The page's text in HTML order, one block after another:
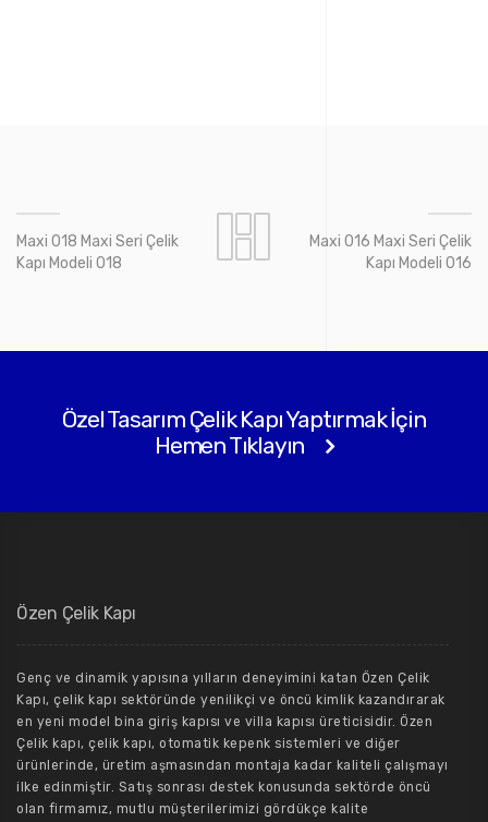
Maxi 018 Maxi Seri Çelik
Kapı Modeli 018
Maxi 016 Maxi Seri Çelik
Kapı Modeli 016
Özel Tasarım Çelik Kapı Yaptırmak İçin
Hemen Tıklayın
Özen Çelik Kapı
Genç ve dinamik yapısına yılların deneyimini katan Özen Çelik
Kapı, çelik kapı sektöründe yenilikçi ve öncü kimlik kazandırarak
en yeni model bina giriş kapısı ve villa kapısı üreticisidir. Özen
Çelik kapı, çelik kapı, otomatik kepenk sistemleri ve diğer
ürünlerinde, üretim aşmasından montaja kadar kaliteli çalışmayı
ilke edinmiştir. Satış sonrası destek konusunda sektörde öncü
olan firmamız, mutlu müşterilerimizi gördükçe kalite